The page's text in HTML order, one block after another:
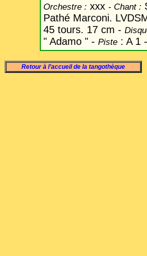
Orchestre : xxx - Chant:
Pathé Marconi.
45 tours. 17 cm -
" Adamo " - Piste : A 1 -
Retour à l’accueil de la tangothèque